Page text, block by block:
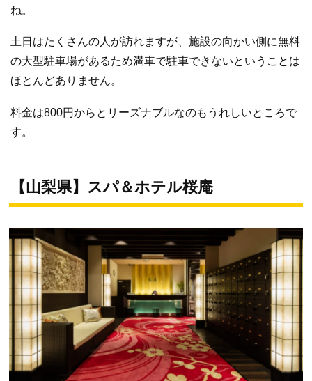
ね。
土日はたくさんの人が訪れますが、施設の向かい側に無料
の大型駐車場があるため満車で駐車できないということは
ほとんどありません。
料金は800円からとリーズナブルなのもうれしいところで
す。
【山梨県】スパ＆ホテル桜庵